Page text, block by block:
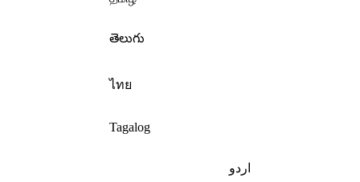
తెలుగు
ไทย
Tagalog
اردو